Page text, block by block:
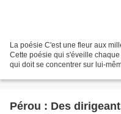
La poésie C'est une fleur aux
Cette poésie qui s'éveille
qui doit se concentrer sur lui-
Pérou : Des